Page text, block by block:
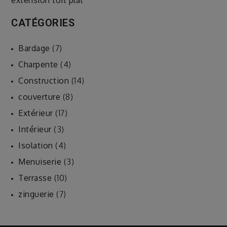
CATÉGORIES
Bardage (7)
Charpente (4)
Construction (14)
couverture (8)
Extérieur (17)
Intérieur (3)
Isolation (4)
Menuiserie (3)
Terrasse (10)
zinguerie (7)